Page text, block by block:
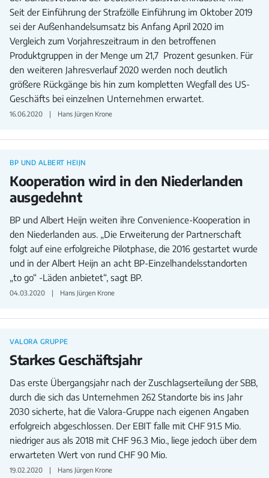
Seit der Einführung der Strafzölle Einführung im Oktober 2019
sei der Außenhandelsumsatz bis Anfang April 2020 im
Vergleich zum Vorjahreszeitraum in den betroffenen
Produktgruppen in der Menge um 21,7 Prozent gesunken. Für
den weiteren Jahresverlauf 2020 werden noch deutlich
größere Rückgänge bis hin zum kompletten Wegfall des US-
Geschäfts bei einzelnen Unternehmen erwartet.
16.06.2020 Hans Jürgen Krone
BP UND ALBERT HEIJN
Kooperation wird in den Niederlanden
ausgedehnt
BP und Albert Heijn weiten ihre Convenience-Kooperation in
den Niederlanden aus. „Die Erweiterung der Partnerschaft
folgt auf eine erfolgreiche Pilotphase, die 2016 gestartet wurde
und in der Albert Heijn an acht BP-Einzelhandelsstandorten
„to go“ -Läden anbietet“, sagt BP.
04.03.2020 Hans Jürgen Krone
VALORA GRUPPE
Starkes Geschäftsjahr
Das erste Übergangsjahr nach der Zuschlagserteilung der SBB,
durch die sich das Unternehmen 262 Standorte bis ins Jahr
2030 sicherte, hat die Valora-Gruppe nach eigenen Angaben
erfolgreich abgeschlossen. Der EBIT falle mit CHF 91.5 Mio.
niedriger aus als 2018 mit CHF 96.3 Mio., liege jedoch über dem
erwarteten Wert von rund CHF 90 Mio.
19.02.2020 Hans Jürgen Krone